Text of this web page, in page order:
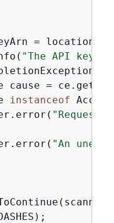
=
"The API key
cause =
instanceof
"Request
"An